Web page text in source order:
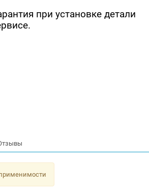
при установке детали